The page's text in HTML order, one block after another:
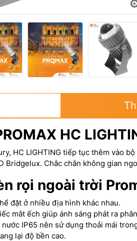
HC
HC LIGHTING tiếp tục thêm vào
Bridgelux. Chắc chắn không gian
rọi ngoài trời
đặt ở nhiều địa hình khác nhau.
mắt ếch giúp ánh sáng phát ra
IP65 nên sử dụng thoải mái
lại độ bền cao.